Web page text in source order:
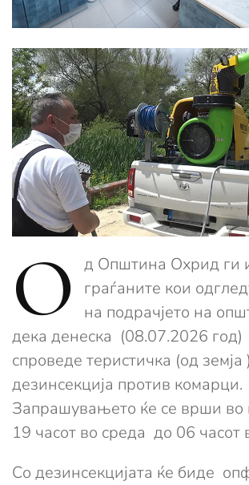
O д Општина Охрид ги
граѓаните кои
на подрачјето на
дека денеска (08.07.2026 год)
спроведе теристичка (од земја )
дезинсекција против комарци.
Запрашувањето ќе се врши во
19 часот во среда до 06 часот
Со дезинсекцијата ќе биде